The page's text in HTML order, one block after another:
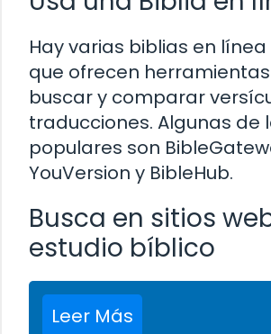
Hay varias biblias en
que ofrecen
buscar y comparar
traducciones. Algunas de
populares son
YouVersion y BibleHub.
Busca en sitios
estudio bíblico
Leer Más